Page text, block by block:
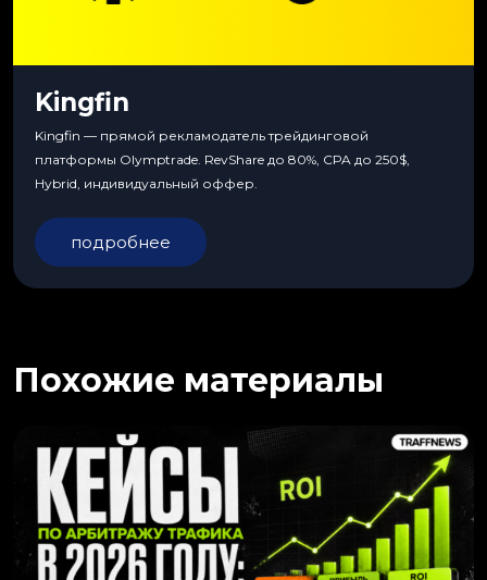
Kingfin
Kingfin — прямой рекламодатель трейдинговой
платформы Olymptrade. RevShare до 80%, CPA до 250$,
Hybrid, индивидуальный оффер.
подробнее
Похожие материалы